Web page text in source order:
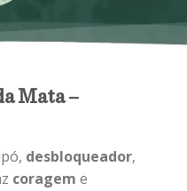
Mata –
desbloqueador,
coragem e